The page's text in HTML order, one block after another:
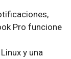
Pro funcione
y una